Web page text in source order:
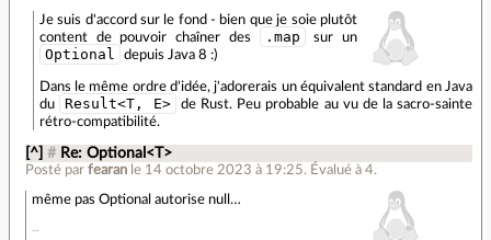
Je suis d'accord sur le fond - bien que je soie plutôt
content de pouvoir chaîner des
.map sur un
Optional depuis Java 8 :)
Dans le même ordre d'idée, j'adorerais un équivalent standard en Java
du
Result<T, E>
de Rust. Peu probable au vu de la sacro-sainte
rétro-compatibilité.
[^] # Re: Optional<T>
Posté parfearan le 14 octobre 2023 à 19:25. Évalué à4.
même pas Optional autorise null…